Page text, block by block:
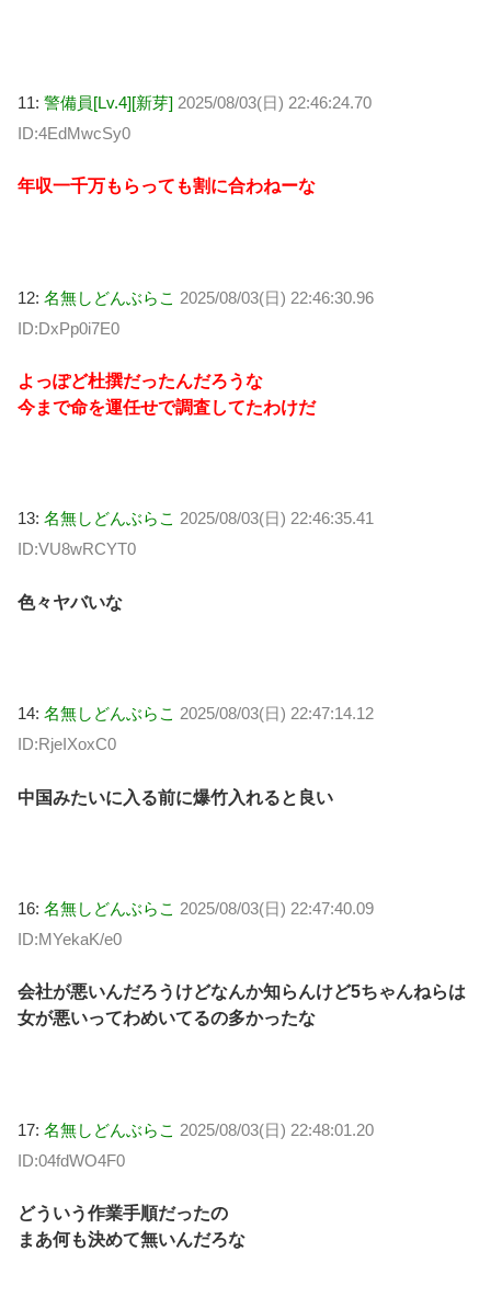
11: 警備員[Lv.4][新芽] 2025/08/03(日) 22:46:24.70
ID:4EdMwcSy0
年収一千万もらっても割に合わねーな
12: 名無しどんぶらこ 2025/08/03(日) 22:46:30.96
ID:DxPp0i7E0
よっぽど杜撰だったんだろうな
今まで命を運任せで調査してたわけだ
13: 名無しどんぶらこ 2025/08/03(日) 22:46:35.41
ID:VU8wRCYT0
色々ヤバいな
14: 名無しどんぶらこ 2025/08/03(日) 22:47:14.12
ID:RjeIXoxC0
中国みたいに入る前に爆竹入れると良い
16: 名無しどんぶらこ 2025/08/03(日) 22:47:40.09
ID:MYekaK/e0
会社が悪いんだろうけどなんか知らんけど5ちゃんねらは
女が悪いってわめいてるの多かったな
17: 名無しどんぶらこ 2025/08/03(日) 22:48:01.20
ID:04fdWO4F0
どういう作業手順だったの
まあ何も決めて無いんだろな